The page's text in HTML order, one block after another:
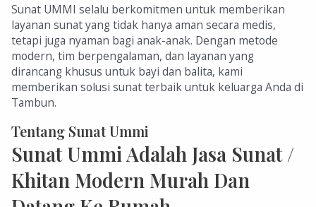
Sunat UMMI selalu berkomitmen untuk memberikan
layanan sunat yang tidak hanya aman secara medis,
tetapi juga nyaman bagi anak-anak. Dengan metode
modern, tim berpengalaman, dan layanan yang
dirancang khusus untuk bayi dan balita, kami
memberikan solusi sunat terbaik untuk keluarga Anda di
Tambun.
Tentang Sunat Ummi
Sunat Ummi Adalah Jasa Sunat /
Khitan Modern Murah Dan